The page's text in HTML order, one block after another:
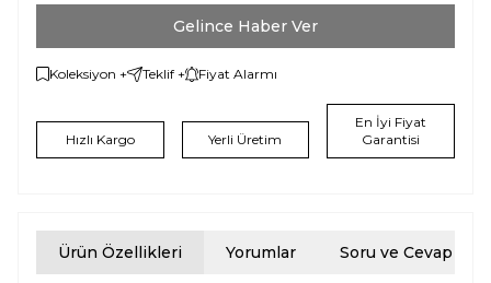
Gelince Haber Ver
Koleksiyon + Teklif + Fiyat Alarmı
Hızlı Kargo Yerli Üretim
En İyi Fiyat
Garantisi
Ürün Özellikleri Yorumlar Soru ve Cevap